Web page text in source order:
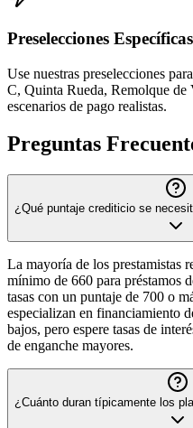
Preselecciones
Use nuestras preselecciones
C, Quinta Rueda, Remolque de
escenarios de pago realistas.
Preguntas
¿Qué puntaje crediticio se
La mayoría de los prestamistas
mínimo de 660 para préstamos
tasas con un puntaje de 700 o
especializan en financiamiento
bajos, pero espere tasas de
de enganche mayores.
¿Cuánto duran típicamente los